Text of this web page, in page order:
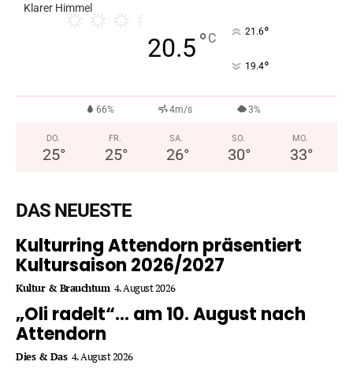
Klarer Himmel
20.5°C 21.6°
19.4°
66% 4m/s 3%
DO.
25°
FR.
25°
SA.
26°
SO.
30°
MO.
33°
DAS NEUESTE
Kulturring Attendorn präsentiert
Kultursaison 2026/2027
Kultur & Brauchtum 4. August 2026
„Oli radelt“… am 10. August nach
Attendorn
Dies & Das 4. August 2026